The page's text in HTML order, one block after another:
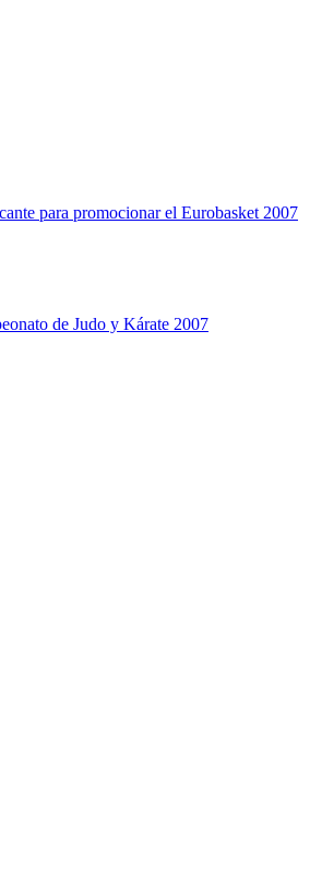
para promocionar el Eurobasket 2007
de Judo y Kárate 2007